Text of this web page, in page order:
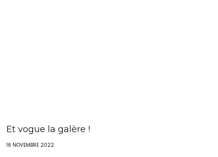
Et vogue la galère !
16 NOVEMBRE 2022